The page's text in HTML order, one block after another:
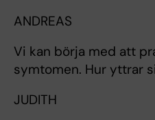
ANDREAS
Vi kan börja med att
symtomen. Hur yttrar
JUDITH